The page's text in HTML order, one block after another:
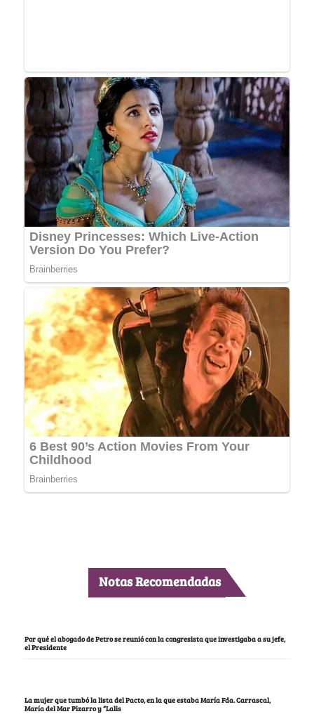
Notas Recomendadas
Por qué el abogado de Petro se reunió con la congresista que investigaba a su jefe,
el Presidente
La mujer que tumbó la lista del Pacto, en la que estaba María Fda. Carrascal,
María del Mar Pizarro y “Lalis